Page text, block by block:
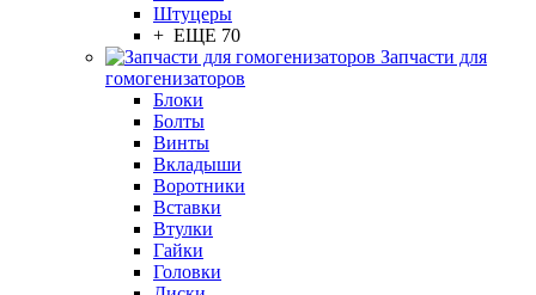
Штуцеры
+ ЕЩЕ 70
Запчасти для
гомогенизаторов
Блоки
Болты
Винты
Вкладыши
Воротники
Вставки
Втулки
Гайки
Головки